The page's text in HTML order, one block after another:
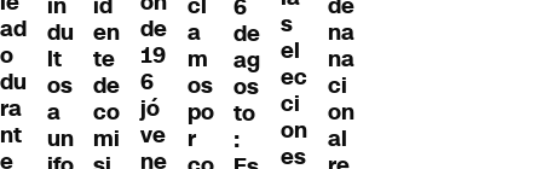
ad
o
du
ra
nt
e
du
lt
os
a
un
en
te
de
co
mi
de
19
6
jó
ve
ne
a
m
os
po
r
6
de
ag
os
to
:
s
el
ec
ci
on
es
na
na
ci
on
al